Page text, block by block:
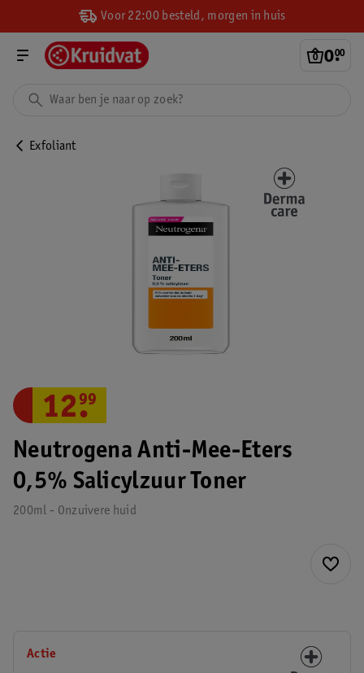
Voor 22:00 besteld, morgen in huis
0.
00
Exfoliant
Neutrogena Anti-Mee-Eters
0,5% Salicylzuur Toner
200ml - Onzuivere huid
12.
99
Actie